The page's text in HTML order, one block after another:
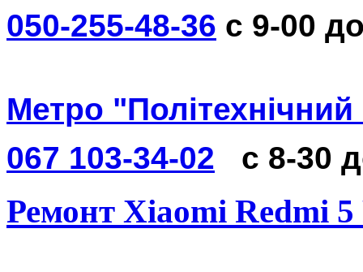
050-255-48-36 с 9-00
Метро "Політехнічний
067 103-34-02
с 8-30
Ремонт Xiaomi Redmi 5